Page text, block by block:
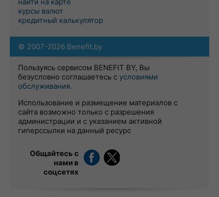
курсы валют
кредитный калькулятор
© 2007-2026 Benefit.by
Пользуясь сервисом BENEFIT BY, Вы
безусловно соглашаетесь с условиями
обслуживания.
Использование и размещение материалов с
сайта возможно только с разрешения
администрации и с указанием активной
гиперссылки на данный ресурс
Общайтесь с
нами в
соцсетях